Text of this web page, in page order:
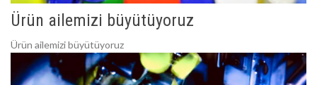
Ürün ailemizi büyütüyoruz
Ürün ailemizi büyütüyoruz